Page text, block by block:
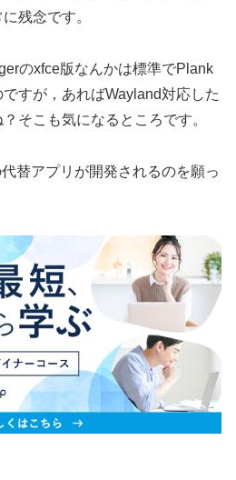
残念です。
のxfce版なんかは標準でPlank
すが，あればWayland対応した
そこも気になるところです。
替アプリが開発されるのを願っ